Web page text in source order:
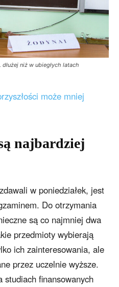
niż w ubiegłych latach
może mniej
najbardziej
w poniedziałek, jest
Do otrzymania
są co najmniej dwa
przedmioty wybierają
ich zainteresowania, ale
przez uczelnie wyższe.
studiach finansowanych